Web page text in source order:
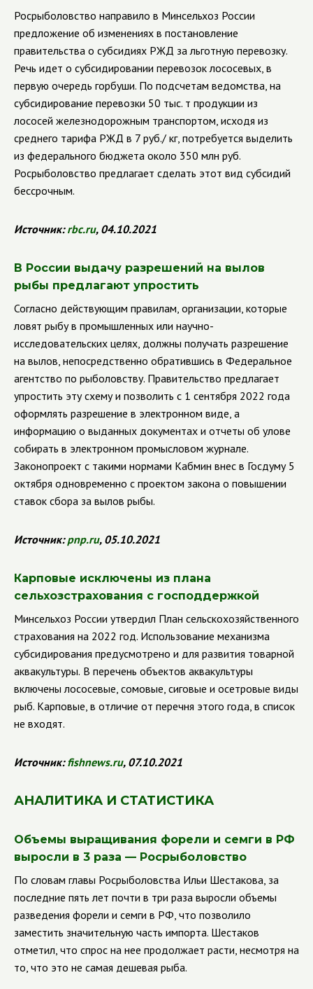
Росрыболовство направило в Минсельхоз России
предложение об изменениях в постановление
правительства о субсидиях РЖД за льготную перевозку.
Речь идет о субсидировании перевозок лососевых, в
первую очередь горбуши. По подсчетам ведомства, на
субсидирование перевозки 50 тыс. т продукции из
лососей железнодорожным транспортом, исходя из
среднего тарифа РЖД в 7 руб./ кг, потребуется выделить
из федерального бюджета около 350 млн руб.
Росрыболовство предлагает сделать этот вид субсидий
бессрочным.
Источник:rbc.ru, 04.10.2021
В России выдачу разрешений на вылов
рыбы предлагают упростить
Согласно действующим правилам, организации, которые
ловят рыбу в промышленных или научно-
исследовательских целях, должны получать разрешение
на вылов, непосредственно обратившись в Федеральное
агентство по рыболовству. Правительство предлагает
упростить эту схему и позволить с 1 сентября 2022 года
оформлять разрешение в электронном виде, а
информацию о выданных документах и отчеты об улове
собирать в электронном промысловом журнале.
Законопроект с такими нормами Кабмин внес в Госдуму 5
октября одновременно с проектом закона о повышении
ставок сбора за вылов рыбы.
Источник:pnp.ru, 05.10.2021
Карповые исключены из плана
сельхозстрахования с господдержкой
Минсельхоз России утвердил План сельскохозяйственного
страхования на 2022 год. Использование механизма
субсидирования предусмотрено и для развития товарной
аквакультуры. В перечень объектов аквакультуры
включены лососевые, сомовые, сиговые и осетровые виды
рыб. Карповые, в отличие от перечня этого года, в список
не входят.
Источник:fishnews.ru, 07.10.2021
АНАЛИТИКА И СТАТИСТИКА
Объемы выращивания форели и семги в РФ
выросли в 3 раза — Росрыболовство
По словам главы Росрыболовства Ильи Шестакова, за
последние пять лет почти в три раза выросли объемы
разведения форели и семги в РФ, что позволило
заместить значительную часть импорта. Шестаков
отметил, что спрос на нее продолжает расти, несмотря на
то, что это не самая дешевая рыба.